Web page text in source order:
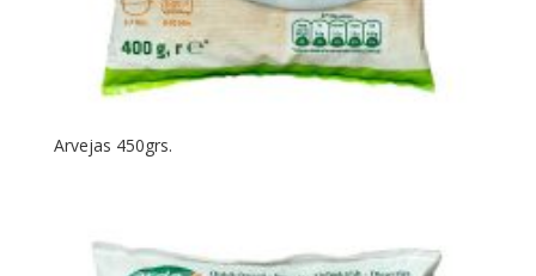
Arvejas 450grs.